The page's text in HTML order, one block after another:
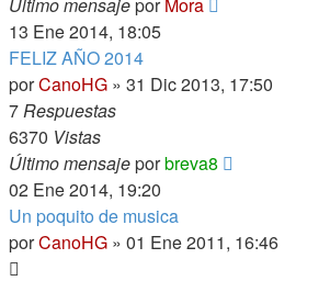
13 Ene 2014, 18:05
FELIZ AÑO 2014
porCanoHG » 31 Dic 2013, 17:50
7Respuestas
6370 Vistas
Último mensajeporbreva8
02 Ene 2014, 19:20
Un poquito de musica
porCanoHG » 01 Ene 2011, 16:46